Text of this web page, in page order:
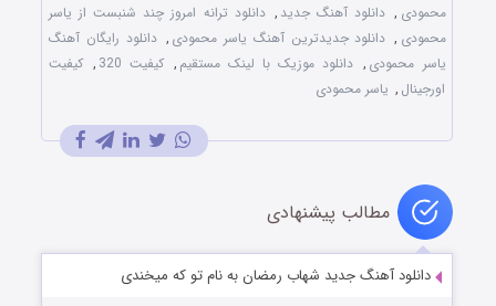
محمودی , دانلود آهنگ جدید , دانلود ترانه امروز چند شنبست از یاسر
محمودی , دانلود جدیدترین آهنگ یاسر محمودی , دانلود رایگان آهنگ
یاسر محمودی , دانلود موزیک با لینک مستقیم , کیفیت 320 , کیفیت
اورجینال , یاسر محمودی
مطالب پیشنهادی
دانلود آهنگ جدید شهاب رمضان به نام تو که میخندی